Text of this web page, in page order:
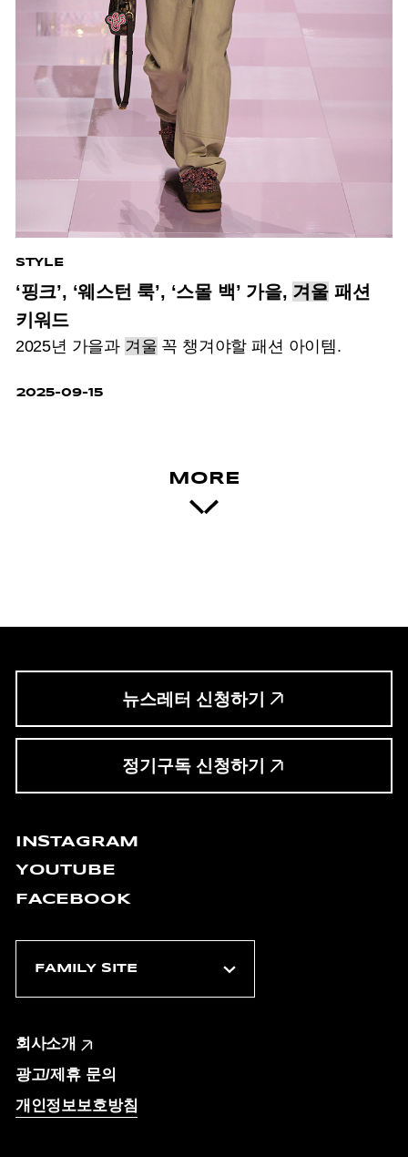
STYLE
‘핑크’, ‘웨스턴 룩’, ‘스몰 백’ 가을, 겨울 패션
키워드
2025년 가을과 겨울 꼭 챙겨야할 패션 아이템.
2025-09-15
MORE
뉴스레터 신청하기
정기구독 신청하기
INSTAGRAM
YOUTUBE
FACEBOOK
회사소개
광고/제휴 문의
개인정보보호방침